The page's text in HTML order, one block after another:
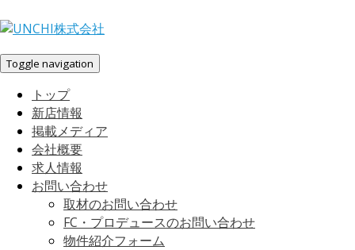
Toggle navigation
トップ
新店情報
掲載メディア
会社概要
求人情報
お問い合わせ
取材のお問い合わせ
FC・プロデュースのお問い合わせ
物件紹介フォーム